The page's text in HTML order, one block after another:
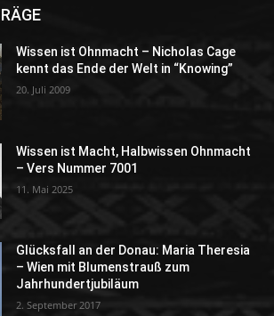
Wissen ist Ohnmacht – Nicholas Cage
kennt das Ende der Welt in “Knowing”
20. Juli 2009
Wissen ist Macht, Halbwissen Ohnmacht
– Vers Nummer 7001
11. Mai 2025
Glücksfall an der Donau: Maria Theresia
– Wien mit Blumenstrauß zum
Jahrhundertjubiläum
2. September 2017